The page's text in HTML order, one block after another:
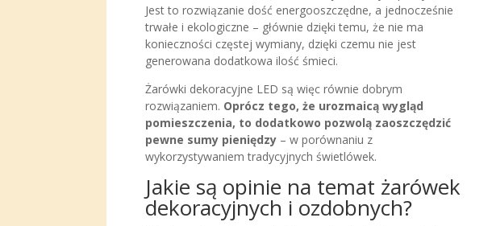
Jest to rozwiązanie dość energooszczędne, a jednocześnie
trwałe i ekologiczne – głównie dzięki temu, że nie ma
konieczności częstej wymiany, dzięki czemu nie jest
generowana dodatkowa ilość śmieci.
Żarówki dekoracyjne LED są więc równie dobrym
rozwiązaniem. Oprócz tego, że urozmaicą wygląd
pomieszczenia, to dodatkowo pozwolą zaoszczędzić
pewne sumy pieniędzy– w porównaniu z
wykorzystywaniem tradycyjnych świetlówek.
Jakie są opinie na temat żarówek
dekoracyjnych i ozdobnych?